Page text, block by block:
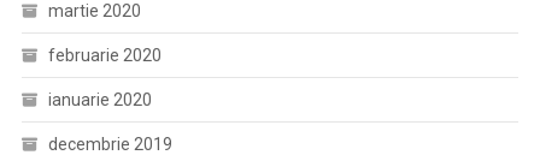
martie 2020
februarie 2020
ianuarie 2020
decembrie 2019